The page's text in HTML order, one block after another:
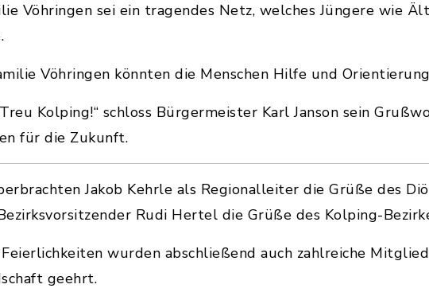
Vöhringen sei ein tragendes Netz, welches Jüngere wie
Vöhringen könnten die Menschen Hilfe und
Kolping!“ schloss Bürgermeister Karl Janson sein
für die Zukunft.
Jakob Kehrle als Regionalleiter die Grüße des
Rudi Hertel die Grüße des Kolping-
wurden abschließend auch zahlreiche
geehrt.